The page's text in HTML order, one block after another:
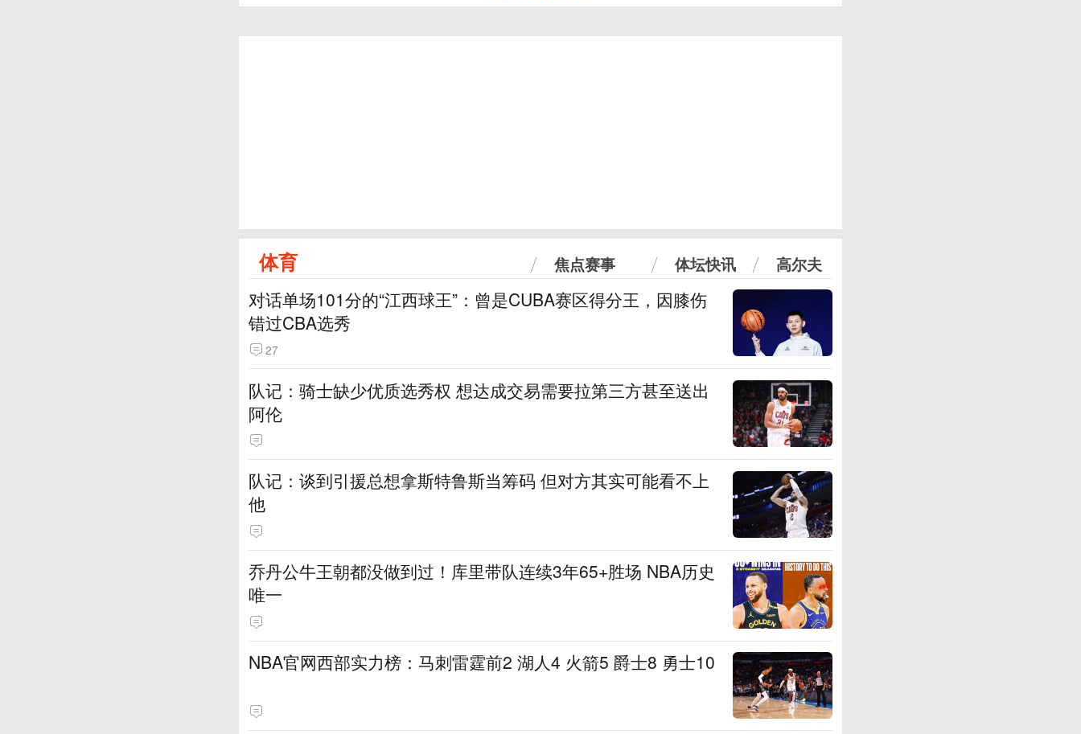
体育 焦点赛事 体坛快讯 高尔夫
对话单场101分的“江西球王”：曾是CUBA赛区得分王，因膝伤
错过CBA选秀
27
队记：骑士缺少优质选秀权 想达成交易需要拉第三方甚至送出
阿伦
队记：谈到引援总想拿斯特鲁斯当筹码 但对方其实可能看不上
他
乔丹公牛王朝都没做到过！库里带队连续3年65+胜场 NBA历史
唯一
NBA官网西部实力榜：马刺雷霆前2 湖人4 火箭5 爵士8 勇士10